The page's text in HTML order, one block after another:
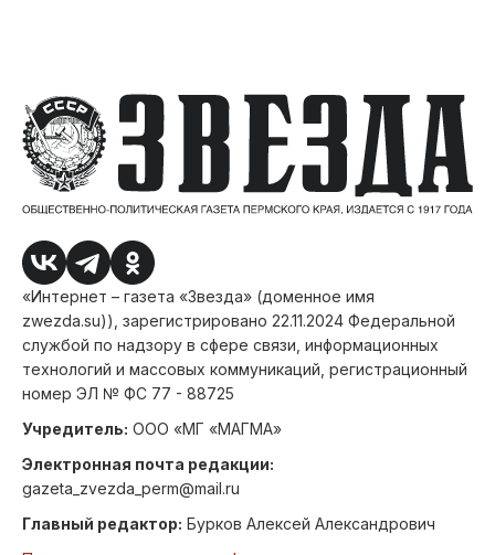
«Интернет – газета «Звезда» (доменное имя
zwezda.su)), зарегистрировано 22.11.2024 Федеральной
службой по надзору в сфере связи, информационных
технологий и массовых коммуникаций, регистрационный
номер ЭЛ № ФС 77 - 88725
Учредитель: ООО «МГ «МАГМА»
Электронная почта редакции:
gazeta_zvezda_perm@mail.ru
Главный редактор: Бурков Алексей Александрович